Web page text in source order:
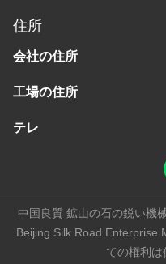
住所
会社の住所
工場の住所
テレ
中国良質 鉱山の石の鋭い機
Beijing Silk Road Enterprise
ての権利は